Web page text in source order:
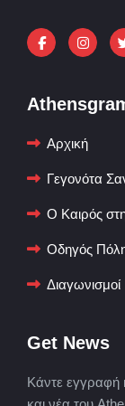
Αρχική
Γεγονότα
Ο Καιρός
Οδηγός
Διαγωνισμοί
Get News
Κάντε εγγραφή